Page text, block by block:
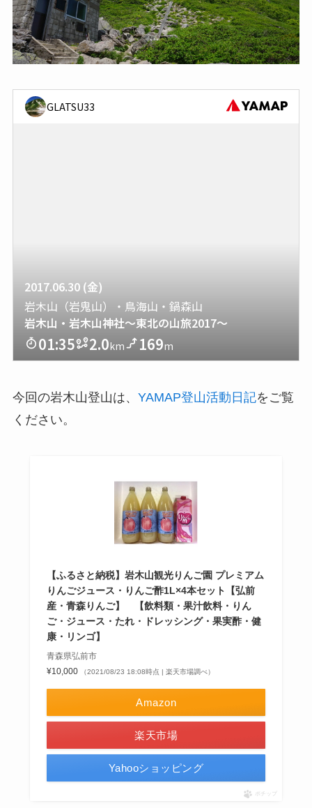
今回の岩木山登山は、 YAMAP登山活動日記をご覧
ください。
【ふるさと納税】岩木山観光りんご園 プレミアム
りんごジュース・りんご酢1L×4本セット【弘前
産・青森りんご】 【飲料類・果汁飲料・りん
ご・ジュース・たれ・ドレッシング・果実酢・健
康・リンゴ】
青森県弘前市
¥10,000
（2021/08/23 18:08時点 | 楽天市場調べ）
Amazon
楽天市場
Yahooショッピング
ポチップ